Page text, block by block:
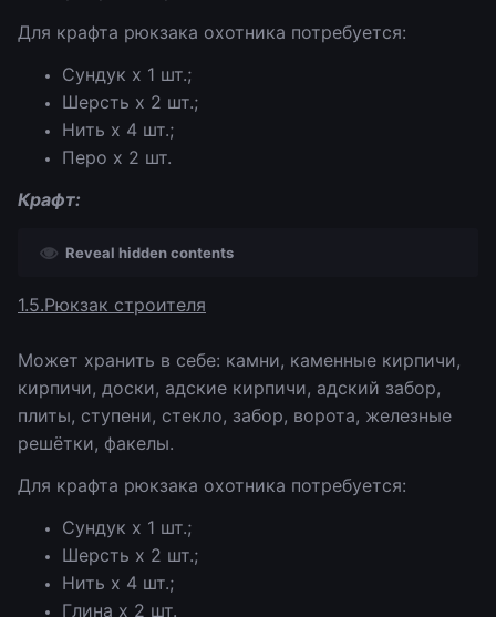
Для крафта рюкзака охотника потребуется:
Сундук х 1 шт.;
Шерсть х 2 шт.;
Нить х 4 шт.;
Перо х 2 шт.
Крафт:
Reveal hidden contents
1.5.Рюкзак строителя
Может хранить в себе: камни, каменные кирпичи,
кирпичи, доски, адские кирпичи, адский забор,
плиты, ступени, стекло, забор, ворота, железные
решётки, факелы.
Для крафта рюкзака охотника потребуется:
Сундук х 1 шт.;
Шерсть х 2 шт.;
Нить х 4 шт.;
Глина х 2 шт.